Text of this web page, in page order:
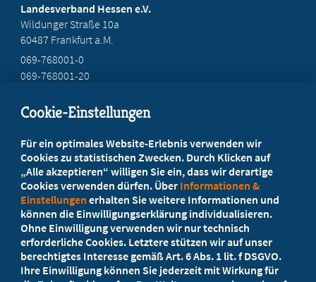
Landesverband Hessen e.V.
Wildunger Straße 10a
60487 Frankfurt a.M.
069-768001-0
069-768001-20
Ihr Landesverband berät Sie!
Ansprechpartner
Werden Sie jetzt Mitglied
5 Vorteile einer MB-Mitgliedschaft
Cookie-Einstellungen
Für ein optimales Website-Erlebnis verwenden wir
Cookies zu statistischen Zwecken. Durch Klicken auf
„Alle akzeptieren“ willigen Sie ein, dass wir derartige
Cookies verwenden dürfen. Über Informationen &
Einstellungen erhalten Sie weitere Informationen und
können die Einwilligungserklärung individualisieren.
Ohne Einwilligung verwenden wir nur technisch
erforderliche Cookies. Letztere stützen wir auf unser
berechtigtes Interesse gemäß Art. 6 Abs. 1 lit. f DSGVO.
Ihre Einwilligung können Sie jederzeit mit Wirkung für